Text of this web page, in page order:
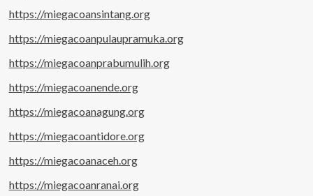
https://miegacoansintang.org
https://miegacoanpulaupramuka.org
https://miegacoanprabumulih.org
https://miegacoanende.org
https://miegacoanagung.org
https://miegacoantidore.org
https://miegacoanaceh.org
https://miegacoanranai.org